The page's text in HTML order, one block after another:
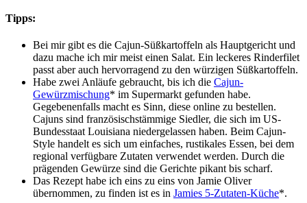
Tipps:
Bei mir gibt es die Cajun-Süßkartoffeln als Hauptgericht und
dazu mache ich mir meist einen Salat. Ein leckeres Rinderfilet
passt aber auch hervorragend zu den würzigen Süßkartoffeln.
Habe zwei Anläufe gebraucht, bis ich die Cajun-
Gewürzmischung* im Supermarkt gefunden habe.
Gegebenenfalls macht es Sinn, diese online zu bestellen.
Cajuns sind französischstämmige Siedler, die sich im US-
Bundesstaat Louisiana niedergelassen haben. Beim Cajun-
Style handelt es sich um einfaches, rustikales Essen, bei dem
regional verfügbare Zutaten verwendet werden. Durch die
prägenden Gewürze sind die Gerichte pikant bis scharf.
Das Rezept habe ich eins zu eins von Jamie Oliver
übernommen, zu finden ist es in Jamies 5-Zutaten-Küche*.